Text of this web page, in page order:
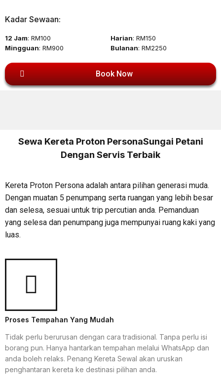
Kadar Sewaan:
12 Jam: RM100 Harian: RM150
Mingguan: RM900 Bulanan: RM2250
Book Now
Sewa Kereta Proton PersonaSungai Petani
Dengan Servis Terbaik
Kereta Proton Persona adalah antara pilihan generasi muda.
Dengan muatan 5 penumpang serta ruangan yang lebih besar
dan selesa, sesuai untuk trip percutian anda. Pemanduan
yang selesa dan penumpang juga mempunyai ruang kaki yang
luas.
Proses Tempahan Yang Mudah
Tidak perlu berurusan dengan cara tradisional. Tanpa perlu isi
borang pun. Hanya hantarkan tempahan melalui WhatsApp dan
anda boleh relaks. Penang Kereta Sewal akan uruskan
penghantaran kereta ke destinasi pilihan anda.